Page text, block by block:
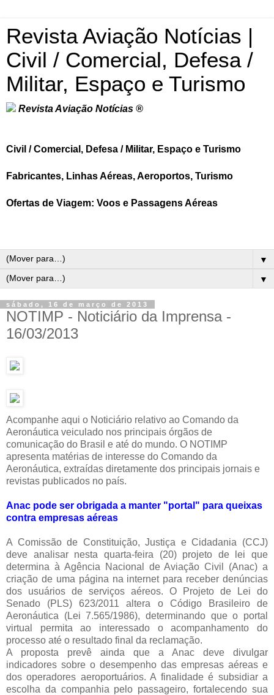
Revista Aviação Notícias |
Civil / Comercial, Defesa /
Militar, Espaço e Turismo
Revista Aviação Notícias ®
Civil / Comercial, Defesa / Militar, Espaço e Turismo
Fabricantes, Linhas Aéreas, Aeroportos, Turismo
Ofertas de Viagem: Voos e Passagens Aéreas
▼
▼
sábado, 16 de março de 2013
NOTIMP - Noticiário da Imprensa -
16/03/2013
Acompanhe aqui o Noticiário relativo ao Comando da
Aeronáutica veiculado nos principais órgãos de
comunicação do Brasil e até do mundo. O NOTIMP
apresenta matérias de interesse do Comando da
Aeronáutica, extraídas diretamente dos principais jornais e
revistas publicados no país.
Anac pode ser obrigada a manter "portal" para queixas
contra empresas aéreas
A Comissão de Constituição, Justiça e Cidadania (CCJ)
deve analisar nesta quarta-feira (20) projeto de lei que
determina à Agência Nacional de Aviação Civil (Anac) a
criação de uma página na internet para receber denúncias
dos usuários de serviços aéreos. O Projeto de Lei do
Senado (PLS) 623/2011 altera o Código Brasileiro de
Aeronáutica (Lei 7.565/1986), determinando que o portal
virtual permita ao interessado o acompanhamento do
processo até o resultado final da reclamação.
A proposta prevê ainda que a Anac deve divulgar
indicadores sobre o desempenho das empresas aéreas e
dos operadores aeroportuários. A finalidade é subsidiar a
escolha da companhia pelo passageiro, fortalecendo sua